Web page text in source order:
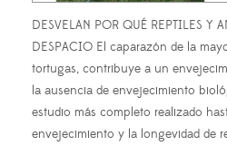
DESVELAN POR QUÉ REPTILES Y
DESPACIO El caparazón de la
tortugas, contribuye a un
la ausencia de envejecimiento
estudio más completo realizado
envejecimiento y la longevidad de